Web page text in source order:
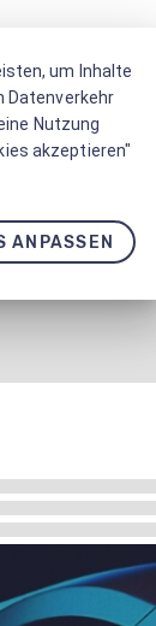
um Inhalte
Datenverkehr
Nutzung
akzeptieren"
ANPASSEN